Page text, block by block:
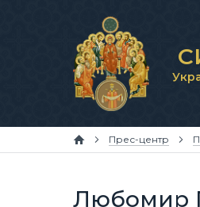
Прес-центр
Любомир